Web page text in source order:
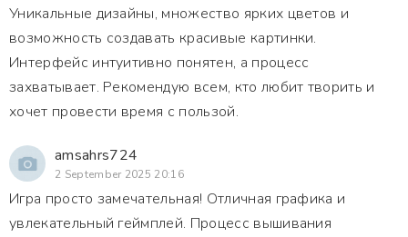
Уникальные дизайны, множество ярких цветов и
возможность создавать красивые картинки.
Интерфейс интуитивно понятен, а процесс
захватывает. Рекомендую всем, кто любит творить и
хочет провести время с пользой.
amsahrs724
2 September 2025 20:16
Игра просто замечательная! Отличная графика и
увлекательный геймплей. Процесс вышивания